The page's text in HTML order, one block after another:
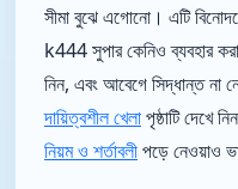
সীমা বুঝে এগোনো। এটি
k444 সুপার কেনিও ব্যবহার
নিন, এবং আবেগে সিদ্ধান্ত না
দায়িত্বশীল খেলাপৃষ্ঠাটি
নিয়ম ও শর্তাবলীপড়ে নেওয়াও